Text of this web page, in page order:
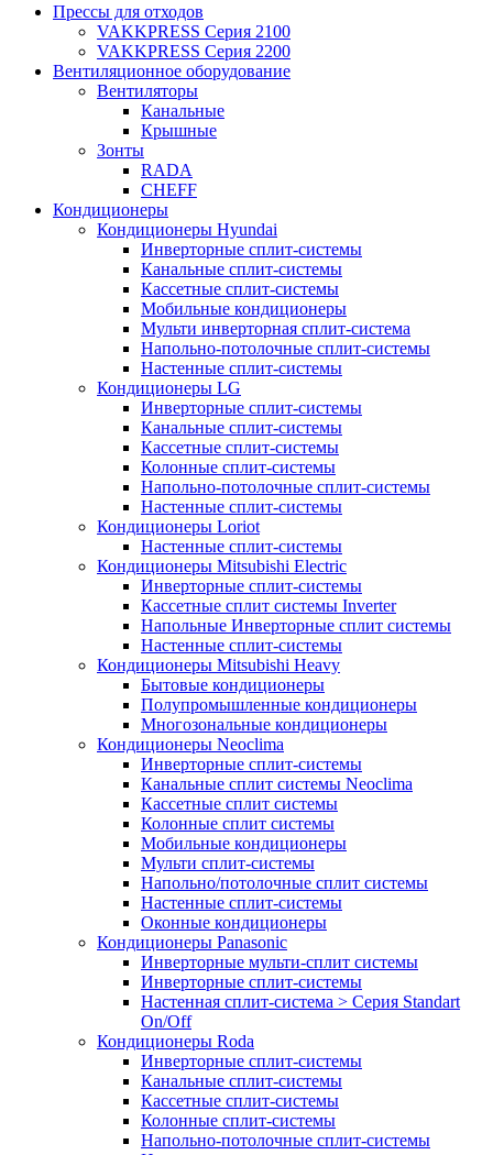
Прессы для отходов
VAKKPRESS Серия 2100
VAKKPRESS Серия 2200
Вентиляционное оборудование
Вентиляторы
Канальные
Крышные
Зонты
RADA
CHEFF
Кондиционеры
Кондиционеры Hyundai
Инверторные сплит-системы
Канальные сплит-системы
Кассетные сплит-системы
Мобильные кондиционеры
Мульти инверторная сплит-система
Напольно-потолочные сплит-системы
Настенные сплит-системы
Кондиционеры LG
Инверторные сплит-системы
Канальные сплит-системы
Кассетные сплит-системы
Колонные сплит-системы
Напольно-потолочные сплит-системы
Настенные сплит-системы
Кондиционеры Loriot
Настенные сплит-системы
Кондиционеры Mitsubishi Electric
Инверторные сплит-системы
Кассетные сплит системы Inverter
Напольные Инверторные сплит системы
Настенные сплит-системы
Кондиционеры Mitsubishi Heavy
Бытовые кондиционеры
Полупромышленные кондиционеры
Многозональные кондиционеры
Кондиционеры Neoclima
Инверторные сплит-системы
Канальные сплит системы Neoclima
Кассетные сплит системы
Колонные сплит системы
Мобильные кондиционеры
Мульти сплит-системы
Напольно/потолочные сплит системы
Настенные сплит-системы
Оконные кондиционеры
Кондиционеры Panasonic
Инверторные мульти-сплит системы
Инверторные сплит-системы
Настенная сплит-система > Серия Standart
On/Off
Кондиционеры Roda
Инверторные сплит-системы
Канальные сплит-системы
Кассетные сплит-системы
Колонные сплит-системы
Напольно-потолочные сплит-системы